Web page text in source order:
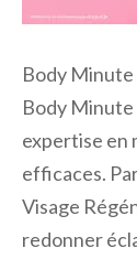
Body Minute
Body
expertise en
efficaces.
Visage
redonner